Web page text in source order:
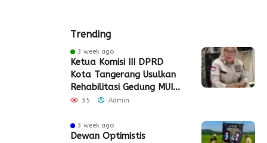
Trending
3 week ago
Ketua Komisi III DPRD
Kota Tangerang Usulkan
Rehabilitasi Gedung MUI
Periuk
35 Admin
3 week ago
Dewan Optimistis